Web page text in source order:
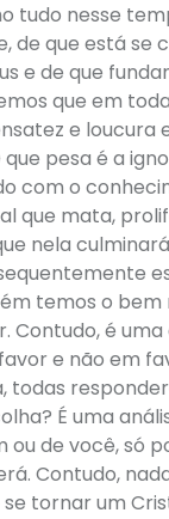
tudo nesse
de que está
e de que
que em
e
pesa é a
com o
mata,
nela
temos o bem
Contudo, é
e não em
todas
É uma
de você, só
Contudo,
tornar um